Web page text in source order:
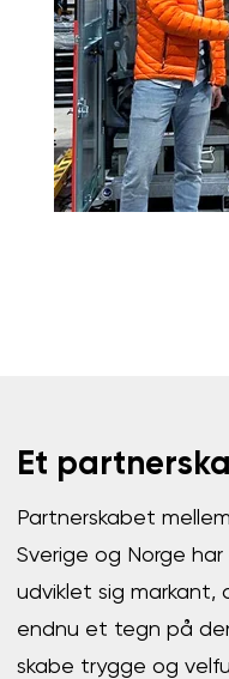
Et
Partnerskabet
Sverige og Norge
udviklet sig markant,
endnu et tegn på
skabe trygge og